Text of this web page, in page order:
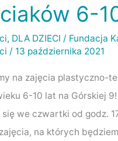
6-
, DLA DZIECI / Fundacja
/ 13 października 2021
na zajęcia plastyczno-
6-10 lat na Górskiej
się we czwartki od godz.
na których